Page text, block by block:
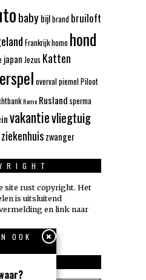
babybijlbrand bruiloft
Frankrijkhomo hond
japan Jezus Katten
overvalpiemelPiloot
Rome Rusland sperma
vakantievliegtuig
ziekenhuiszwanger
site rust copyright. Het
is uitsluitend
en link naar
OOK